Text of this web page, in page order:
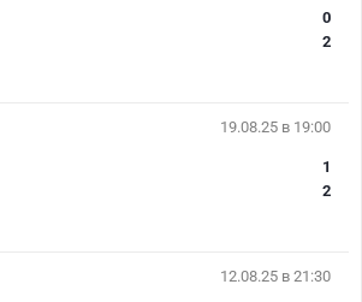
0
2
19.08.25 в 19:00
1
2
12.08.25 в 21:30